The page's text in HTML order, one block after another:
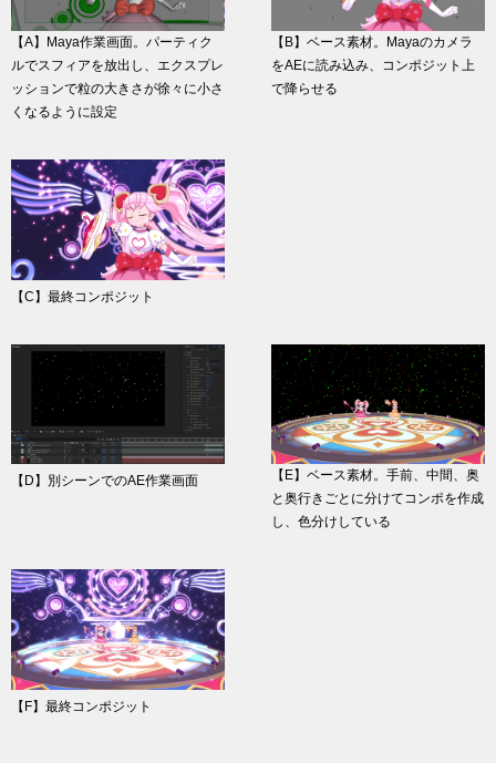
【A】Maya作業画面。パーティク
ルでスフィアを放出し、エクスプレ
ッションで粒の大きさが徐々に小さ
くなるように設定
【B】ベース素材。Mayaのカメラ
をAEに読み込み、コンポジット上
で降らせる
【C】最終コンポジット
【D】別シーンでのAE作業画面
【E】ベース素材。手前、中間、奥
と奥行きごとに分けてコンポを作成
し、色分けしている
【F】最終コンポジット